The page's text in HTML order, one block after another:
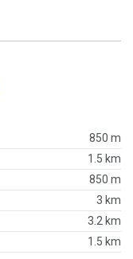
850 m
1.5 km
850 m
3 km
3.2 km
1.5 km